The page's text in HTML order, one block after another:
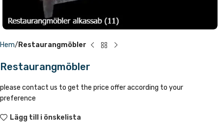
Hem Restaurangmöbler
Restaurangmöbler
please contact us to get the price offer according to your
preference
Lägg till i önskelista